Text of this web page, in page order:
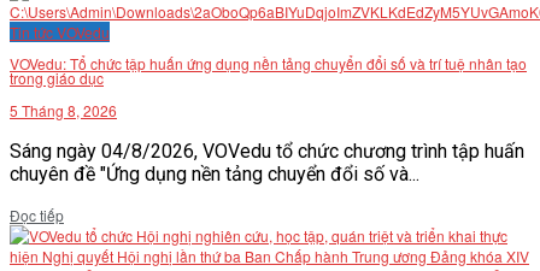
Tin tức VOVedu
VOVedu: Tổ chức tập huấn ứng dụng nền tảng chuyển đổi số và trí tuệ nhân tạo
trong giáo dục
5 Tháng 8, 2026
Sáng ngày 04/8/2026, VOVedu tổ chức chương trình tập huấn
chuyên đề "Ứng dụng nền tảng chuyển đổi số và...
Đọc tiếpDetails